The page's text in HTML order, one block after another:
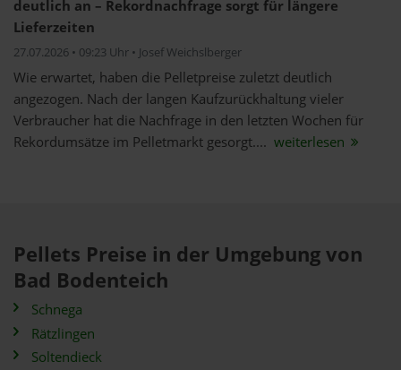
deutlich an – Rekordnachfrage sorgt für längere
Lieferzeiten
27.07.2026 • 09:23 Uhr • Josef Weichslberger
Wie erwartet, haben die Pelletpreise zuletzt deutlich
angezogen. Nach der langen Kaufzurückhaltung vieler
Verbraucher hat die Nachfrage in den letzten Wochen für
Rekordumsätze im Pelletmarkt gesorgt.... weiterlesen
Pellets Preise in der Umgebung von
Bad Bodenteich
Schnega
Rätzlingen
Soltendieck